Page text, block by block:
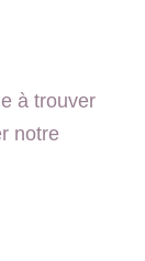
à trouver
notre